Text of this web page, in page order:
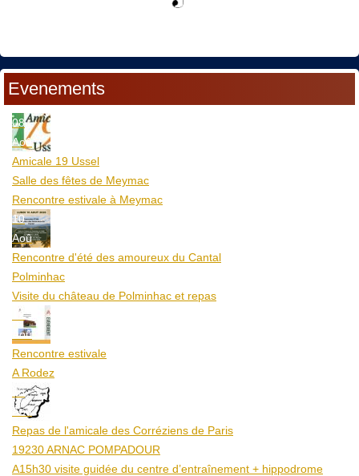
Evenements
08
Aoû
Amicale 19 Ussel
Salle des fêtes de Meymac
Rencontre estivale à Meymac
10
Aoû
Rencontre d'été des amoureux du Cantal
Polminhac
Visite du château de Polminhac et repas
12
Aoû
Rencontre estivale
A Rodez
23
Aoû
Repas de l'amicale des Corréziens de Paris
19230 ARNAC POMPADOUR
A15h30 visite guidée du centre d’entraînement + hippodrome